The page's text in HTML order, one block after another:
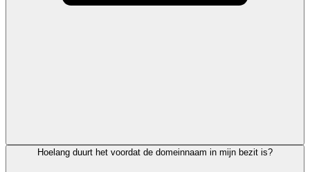
Hoelang duurt het voordat de domeinnaam in mijn bezit is?